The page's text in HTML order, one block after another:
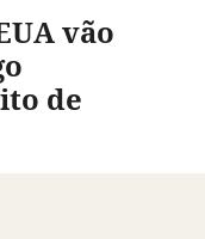
vão
de